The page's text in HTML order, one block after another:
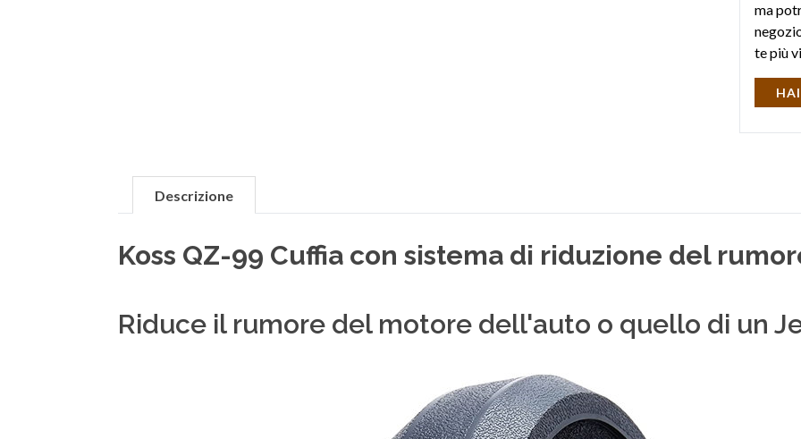
ma
te più
Descrizione
Koss QZ-99 Cuffia con sistema di riduzione del
Riduce il rumore del motore dell'auto o quello di un